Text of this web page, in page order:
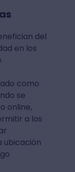
del
en los
como
se
online,
a los
ubicación